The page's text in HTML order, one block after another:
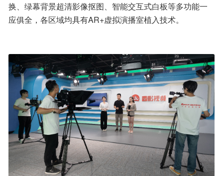
换、绿幕背景超清影像抠图、智能交互式白板等多功能一
应俱全，各区域均具有AR+虚拟演播室植入技术。